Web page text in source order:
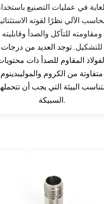
في عمليات التصنيع
الآلي نظرًا لقوته
ومقاومته للتآكل والصدأ وقابليته
للتشكيل. توجد العديد من درجات
المقاوم للصدأ ذات
متفاوتة من الكروم والموليبدينوم
البيئة التي يجب أن
السبيكة.